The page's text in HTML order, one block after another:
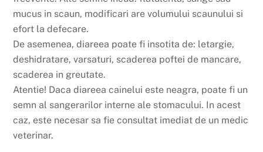
mucus in scaun, modificari are volumului scaunului si
efort la defecare.
De asemenea, diareea poate fi insotita de: letargie,
deshidratare, varsaturi, scaderea poftei de mancare,
scaderea in greutate.
Atentie! Daca diareea cainelui este neagra, poate fi un
semn al sangerarilor interne ale stomacului. In acest
caz, este necesar sa fie consultat imediat de un medic
veterinar.